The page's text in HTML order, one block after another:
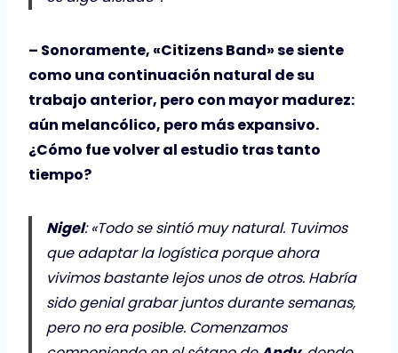
– Sonoramente, «Citizens Band» se siente
como una continuación natural de su
trabajo anterior, pero con mayor madurez:
aún melancólico, pero más expansivo.
¿Cómo fue volver al estudio tras tanto
tiempo?
Nigel: «Todo se sintió muy natural. Tuvimos
que adaptar la logística porque ahora
vivimos bastante lejos unos de otros. Habría
sido genial grabar juntos durante semanas,
pero no era posible. Comenzamos